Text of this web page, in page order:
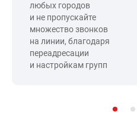
любых городов
и не пропускайте
множество звонков
на линии, благодаря
переадресации
и настройкам групп